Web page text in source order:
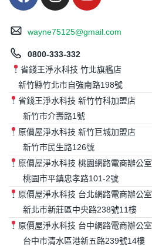
wayne75125@gmail.com
0800-333-332
省錢王淨水科技 竹北旗艦店
新竹縣竹北市自強南路198號
省錢王淨水科技 新竹竹科加盟店
新竹市介壽路1號
原價屋淨水科技 新竹巨城加盟店
新竹市民生路126號
原價屋淨水科技 桃園網路電商辦公室
桃園市平鎮忠孝路101-2號
原價屋淨水科技 台北網路電商辦公室
新北市新莊區中央路238號11樓
原價屋淨水科技 台中網路電商辦公室
台中市清水區港新五路239號14樓